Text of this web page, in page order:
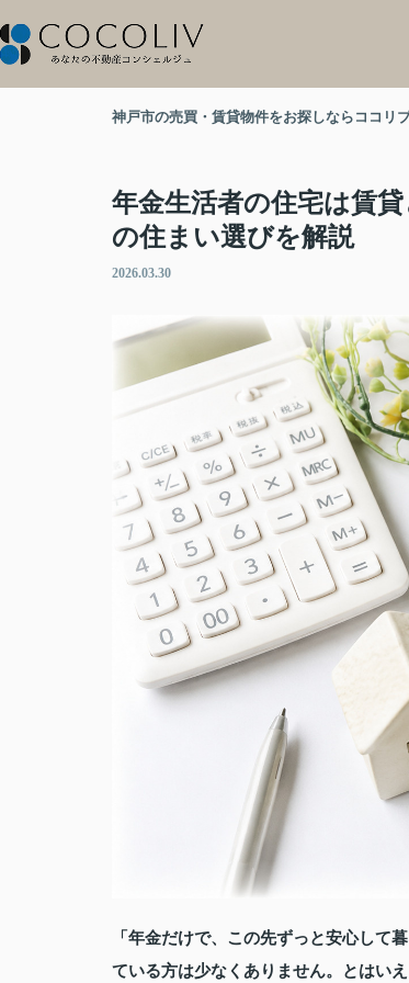
神戸市の売買・賃貸物件をお探しならココリ
年金生活者の住宅は賃
の住まい選びを解説
2026.03.30
「年金だけで、この先ずっと安心して
ている方は少なくありません。とはい